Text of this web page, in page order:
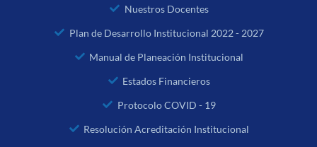
Nuestros Docentes
Plan de Desarrollo Institucional 2022 - 2027
Manual de Planeación Institucional
Estados Financieros
Protocolo COVID - 19
Resolución Acreditación Institucional